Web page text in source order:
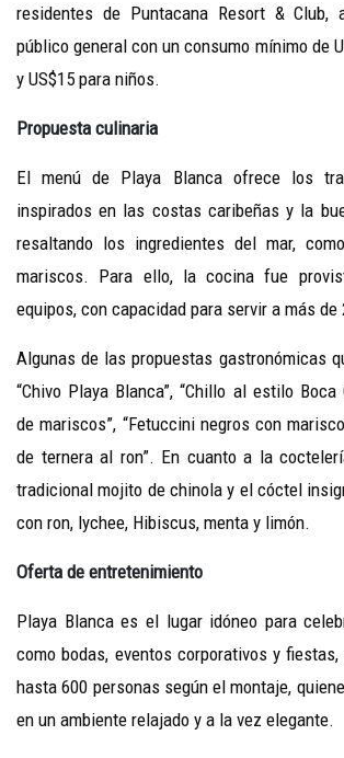
residentes de Puntacana Resort &
público general con un consumo mínimo de
y US$15 para niños.
Propuesta culinaria
El menú de Playa Blanca ofrece los
inspirados en las costas caribeñas y la
resaltando los ingredientes del mar,
mariscos. Para ello, la cocina fue
equipos, con capacidad para servir a más de
Algunas de las propuestas gastronómicas
“Chivo Playa Blanca”, “Chillo al estilo Boca
de mariscos”, “Fetuccini negros con
de ternera al ron”. En cuanto a la
tradicional mojito de chinola y el cóctel
con ron, lychee, Hibiscus, menta y limón.
Oferta de entretenimiento
Playa Blanca es el lugar idóneo para
como bodas, eventos corporativos y
hasta 600 personas según el montaje,
en un ambiente relajado y a la vez elegante.